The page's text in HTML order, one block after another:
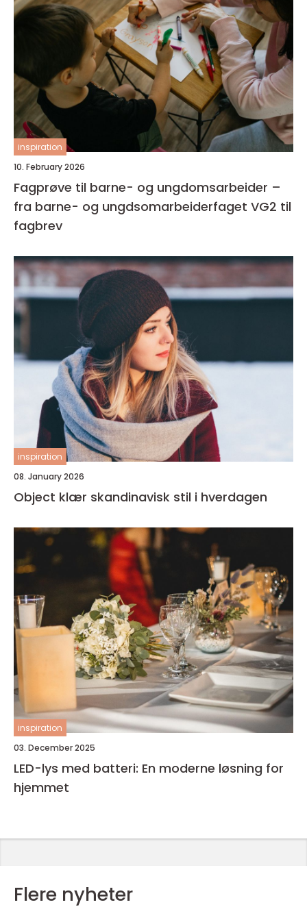
inspiration
10. February 2026
Fagprøve til barne- og ungdomsarbeider –
fra barne- og ungdsomarbeiderfaget VG2 til
fagbrev
inspiration
08. January 2026
Object klær skandinavisk stil i hverdagen
inspiration
03. December 2025
LED-lys med batteri: En moderne løsning for
hjemmet
Flere nyheter